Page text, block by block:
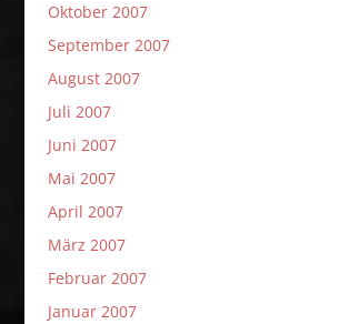
Oktober 2007
September 2007
August 2007
Juli 2007
Juni 2007
Mai 2007
April 2007
März 2007
Februar 2007
Januar 2007